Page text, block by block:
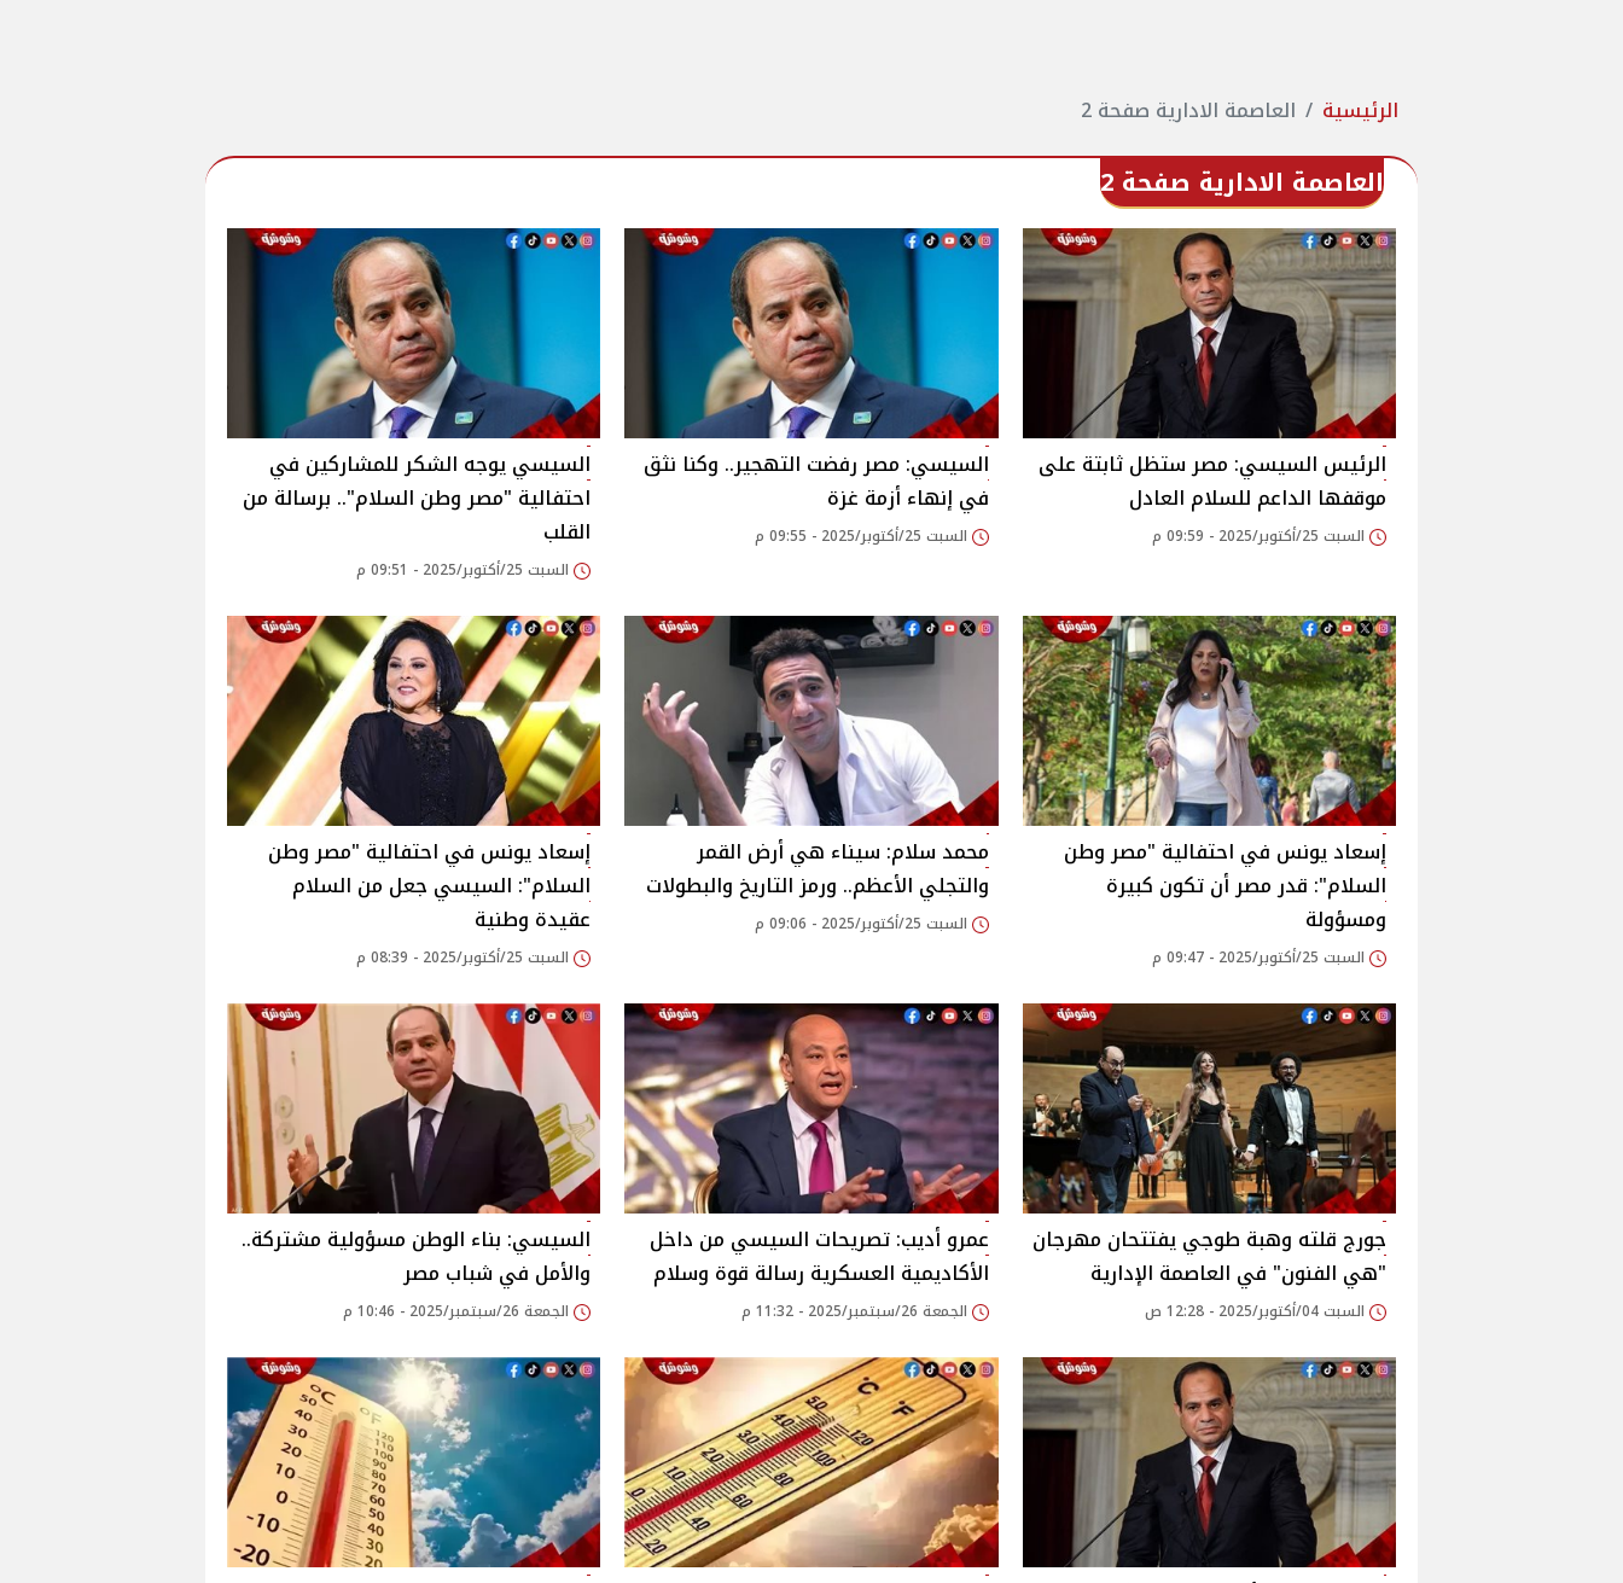
الرئيسية العاصمة الادارية صفحة 2
العاصمة الادارية صفحة 2
الرئيس السيسي: مصر ستظل ثابتة على
موقفها الداعم للسلام العادل
السبت 25/أكتوبر/2025 - 09:59 م
السيسي: مصر رفضت التهجير.. وكنا نثق
في إنهاء أزمة غزة
السبت 25/أكتوبر/2025 - 09:55 م
السيسي يوجه الشكر للمشاركين في
احتفالية "مصر وطن السلام".. برسالة من
القلب
السبت 25/أكتوبر/2025 - 09:51 م
إسعاد يونس في احتفالية "مصر وطن
السلام": قدر مصر أن تكون كبيرة
ومسؤولة
السبت 25/أكتوبر/2025 - 09:47 م
محمد سلام: سيناء هي أرض القمر
والتجلي الأعظم.. ورمز التاريخ والبطولات
السبت 25/أكتوبر/2025 - 09:06 م
إسعاد يونس في احتفالية "مصر وطن
السلام": السيسي جعل من السلام
عقيدة وطنية
السبت 25/أكتوبر/2025 - 08:39 م
جورج قلته وهبة طوجي يفتتحان مهرجان
"هي الفنون" في العاصمة الإدارية
السبت 04/أكتوبر/2025 - 12:28 ص
عمرو أديب: تصريحات السيسي من داخل
الأكاديمية العسكرية رسالة قوة وسلام
الجمعة 26/سبتمبر/2025 - 11:32 م
السيسي: بناء الوطن مسؤولية مشتركة..
والأمل في شباب مصر
الجمعة 26/سبتمبر/2025 - 10:46 م